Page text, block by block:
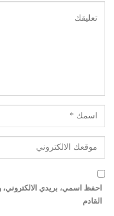
احفظ اسمي، بريدي
القادم